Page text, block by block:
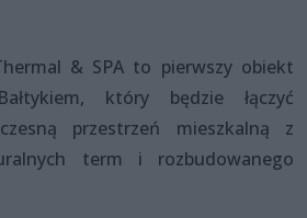
& SPA to pierwszy obiekt
który będzie łączyć
przestrzeń mieszkalną z
term i rozbudowanego